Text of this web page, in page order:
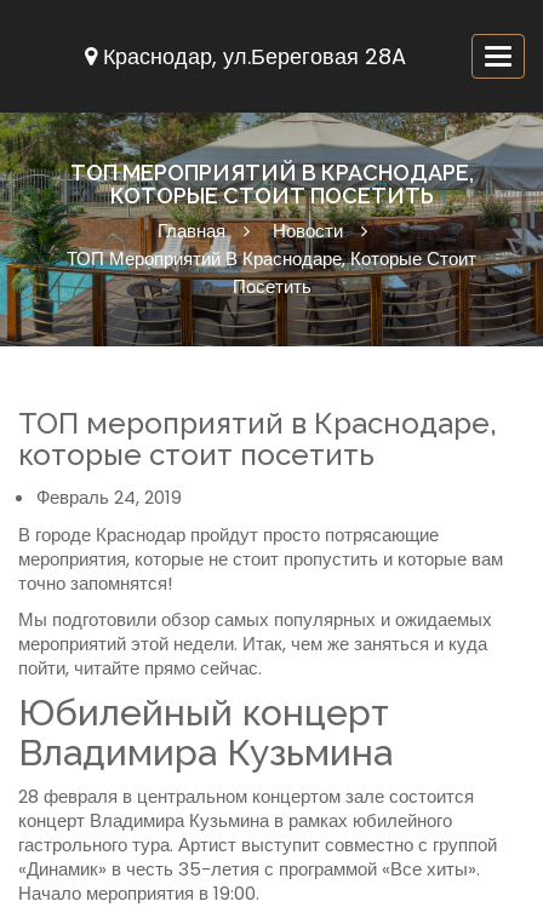
Краснодар, ул.Береговая 28A
ТОП МЕРОПРИЯТИЙ В КРАСНОДАРЕ,
КОТОРЫЕ СТОИТ ПОСЕТИТЬ
Главная
Новости
ТОП Мероприятий В Краснодаре, Которые Стоит
Посетить
ТОП мероприятий в Краснодаре,
которые стоит посетить
Февраль 24, 2019
В городе Краснодар пройдут просто потрясающие
мероприятия, которые не стоит пропустить и которые вам
точно запомнятся!
Мы подготовили обзор самых популярных и ожидаемых
мероприятий этой недели. Итак, чем же заняться и куда
пойти, читайте прямо сейчас.
Юбилейный концерт
Владимира Кузьмина
28 февраля в центральном концертом зале состоится
концерт Владимира Кузьмина в рамках юбилейного
гастрольного тура. Артист выступит совместно с группой
«Динамик» в честь 35-летия с программой «Все хиты».
Начало мероприятия в 19:00.